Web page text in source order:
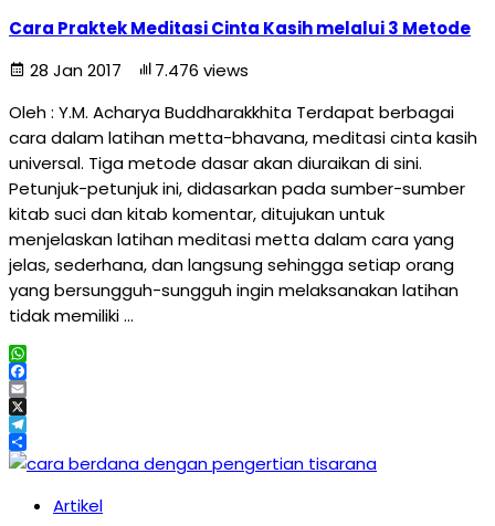
Cara Praktek Meditasi Cinta Kasih melalui 3 Metode
28 Jan 2017
7.476 views
Oleh : Y.M. Acharya Buddharakkhita Terdapat berbagai
cara dalam latihan metta-bhavana, meditasi cinta kasih
universal. Tiga metode dasar akan diuraikan di sini.
Petunjuk-petunjuk ini, didasarkan pada sumber-sumber
kitab suci dan kitab komentar, ditujukan untuk
menjelaskan latihan meditasi metta dalam cara yang
jelas, sederhana, dan langsung sehingga setiap orang
yang bersungguh-sungguh ingin melaksanakan latihan
tidak memiliki …
WhatsApp
Facebook
Email
X
Telegram
Share
Artikel